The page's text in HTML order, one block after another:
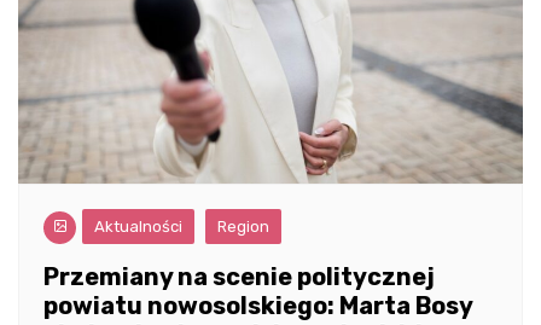
Aktualności Region
Przemiany na scenie politycznej
powiatu nowosolskiego: Marta Bosy